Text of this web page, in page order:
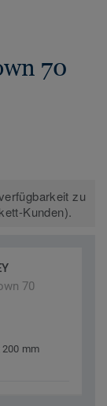
70
zu
Kunden).
70
200 mm